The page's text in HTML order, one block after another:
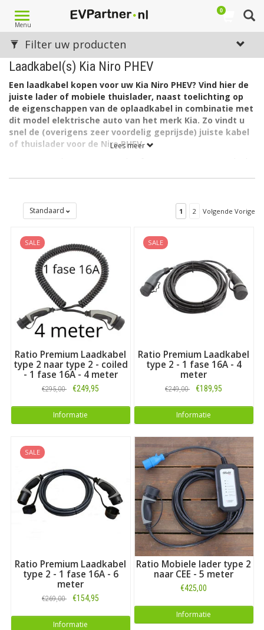
Toggle
navigation
Menu
0
Laadkabel(s) Kia Niro PHEV
Een laadkabel kopen voor uw Kia Niro PHEV? Vind hier de
juiste lader of mobiele thuislader, naast toelichting op
de eigenschappen van de oplaadkabel in combinatie met
dit model elektrische auto van het merk Kia. Zo vindt u
snel de (overigens zeer voordelig geprijsde) juiste kabel
of thuislader voor de Niro PHEV.
Welk type laadkabel voor de Kia Niro PHEV?
De Kia Niro PHEV heeft aan autozijde een aansluiting Type 2 en
laadkabel Type 2, 1 fase, 16A geschikt.
Op zoek naar een oplaadkabel voor een andere Kia?
dan ons overzicht metalle laadkabels voor Kia. Op zoek naar
een kabel voor een ander merk dan Kia? Maak dan uw keuze bij
ons uitgebreide overzicht met
laadkabels voor alle
automerken. Of kijk, zoals vermeld, hieronder voor alle laders
en thuisladers die geschikt zijn voor het modelNiroPHEV
Lees meer
Filter uw producten
Standaard 1 2 Volgende Vorige
SALE
Ratio Premium Laadkabel
type 2 naar type 2 - coiled
- 1 fase 16A - 4 meter
€295,00 €249,95
Informatie
SALE
Ratio Premium Laadkabel
type 2 - 1 fase 16A - 4
meter
€249,00 €189,95
Informatie
SALE
Ratio Premium Laadkabel
type 2 - 1 fase 16A - 6
meter
€269,00 €154,95
Informatie
Ratio Mobiele lader type 2
naar CEE - 5 meter
€425,00
Informatie